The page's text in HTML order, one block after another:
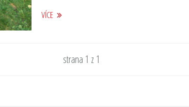
VÍCE
strana 1 z 1